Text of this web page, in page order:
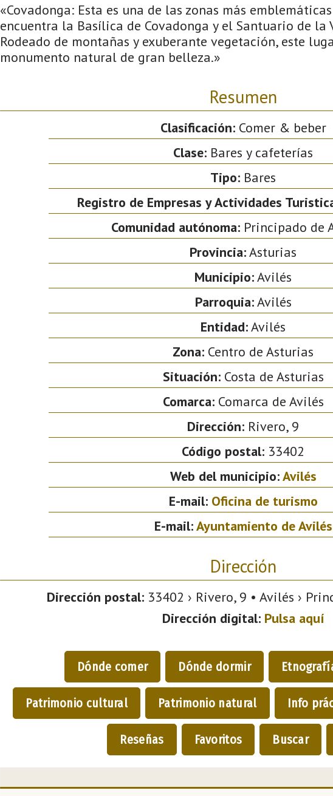
«Covadonga: Esta es una de las zonas más
encuentra la Basílica de Covadonga y el Santuario de la
Rodeado de montañas y exuberante vegetación, este
monumento natural de gran belleza.»
Resumen
Clasificación:Comer & beber
Clase: Bares y cafeterías
Tipo: Bares
Registro de Empresas y Actividades
Comunidad autónoma: Principado de
Provincia:Asturias
Municipio:Avilés
Parroquia:Avilés
Entidad:Avilés
Zona: Centro de Asturias
Situación:Costa de Asturias
Comarca:Comarca de Avilés
Dirección: Rivero, 9
Código postal: 33402
Web del municipio:Avilés
E-mail: Oficina de turismo
E-mail:Ayuntamiento de Avilés
Dirección
Dirección postal:33402 › Rivero, 9 • Avilés ›
Dirección digital: Pulsa aquí
Dónde comer Dónde dormir
Patrimonio cultural Patrimonio natural Info
Reseñas Favoritos Buscar